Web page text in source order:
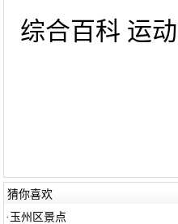
综合百科 运
猜你喜欢
· 玉州区景点